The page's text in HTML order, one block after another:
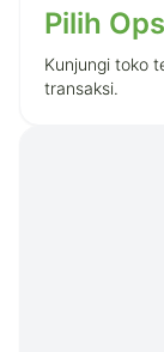
Pilih
Kunjungi toko
transaksi.